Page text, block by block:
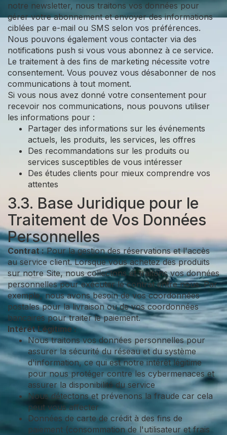
notre newsletter, nous traitons vos données pour
gérer votre abonnement et envoyer des informations
ciblées par e-mail ou SMS selon vos préférences.
Nous pouvons également vous contacter via des
notifications push si vous vous abonnez à ce service.
Le traitement à des fins de marketing nécessite votre
consentement. Vous pouvez vous désabonner de nos
communications à tout moment.
Si vous nous avez donné votre consentement pour
recevoir nos communications, nous pouvons utiliser
les informations pour :
Partager des informations sur les événements
actuels, les produits, les services, les offres
Des recommandations sur les produits ou
services susceptibles de vous intéresser
Des études clients pour mieux comprendre vos
attentes
3.3. Base Juridique pour le
Traitement de Vos Données
Personnelles
Contrat :Pour la gestion des réservations et l'accès
au service client. Lorsque vous achetez des produits
sur notre Site, nous collectons et traitons vos données
personnelles pour exécuter le contrat entre nous. Par
exemple, nous avons besoin de vos coordonnées
postales pour la livraison ou de vos coordonnées
bancaires pour traiter le paiement.
Intérêt Légitime :
Nous traitons vos données personnelles pour
assurer la sécurité du réseau et du système
d'information, ce qui est notre intérêt légitime
pour nous protéger contre les cybermenaces et
assurer la disponibilité du service
Nous détectons et prévenons la fraude car cela
peut vous affecter
Données de carte de crédit à des fins de
paiement (consommation de l'utilisateur et frais